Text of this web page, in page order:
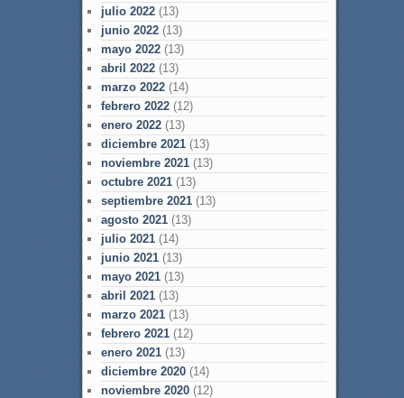
julio 2022(13)
junio 2022(13)
mayo 2022(13)
abril 2022(13)
marzo 2022(14)
febrero 2022(12)
enero 2022(13)
diciembre 2021(13)
noviembre 2021(13)
octubre 2021(13)
septiembre 2021(13)
agosto 2021(13)
julio 2021(14)
junio 2021(13)
mayo 2021(13)
abril 2021(13)
marzo 2021(13)
febrero 2021(12)
enero 2021(13)
diciembre 2020(14)
noviembre 2020(12)